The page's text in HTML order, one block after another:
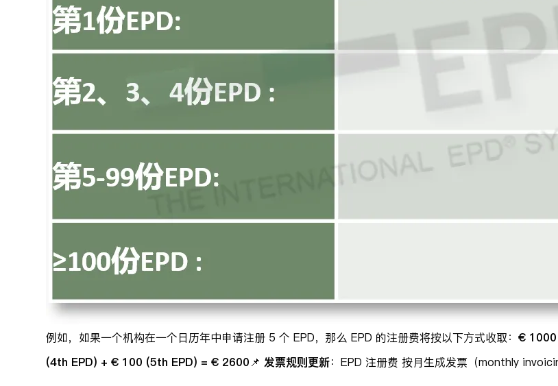
例如，如果一个机构在一个日历年中申请注册 5 个 EPD，那么 EPD 的注册费将按以下方式收取： €
(4th EPD) + € 100 (5th EPD) = € 2600📌 发票规则更新：EPD 注册费 按月生成发票（monthly